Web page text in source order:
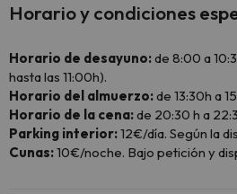
Horario y condiciones
Horario de desayuno:de 8:00 a
hasta las 11:00h).
Horario del almuerzo:de 13:30h a
Horario de la cena:de 20:30 h a
Parking interior:12€/día. Según la
Cunas:10€/noche. Bajo petición y